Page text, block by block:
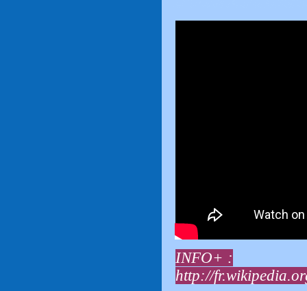
INFO+ :
http://